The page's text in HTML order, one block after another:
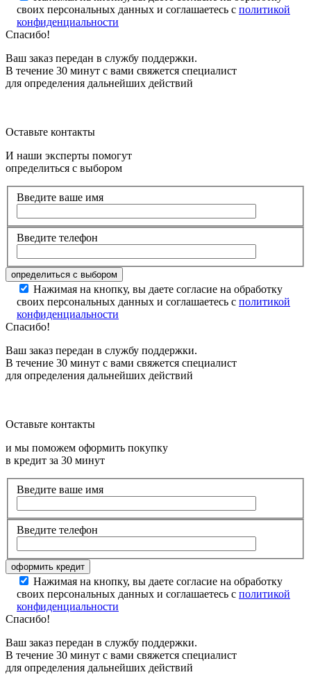
своих персональных данных и соглашаетесь с политикой
конфиденциальности
Спасибо!
Ваш заказ передан в службу поддержки.
В течение 30 минут с вами свяжется специалист
для определения дальнейших действий
Оставьте контакты
И наши эксперты помогут
определиться с выбором
Введите ваше имя
Введите телефон
Нажимая на кнопку, вы даете согласие на обработку
своих персональных данных и соглашаетесь с политикой
конфиденциальности
Спасибо!
Ваш заказ передан в службу поддержки.
В течение 30 минут с вами свяжется специалист
для определения дальнейших действий
Оставьте контакты
и мы поможем оформить покупку
в кредит за 30 минут
Введите ваше имя
Введите телефон
Нажимая на кнопку, вы даете согласие на обработку
своих персональных данных и соглашаетесь с политикой
конфиденциальности
Спасибо!
Ваш заказ передан в службу поддержки.
В течение 30 минут с вами свяжется специалист
для определения дальнейших действий